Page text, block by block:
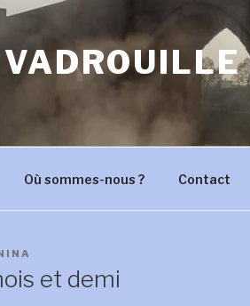
Où sommes-nous ? Contact
et demi